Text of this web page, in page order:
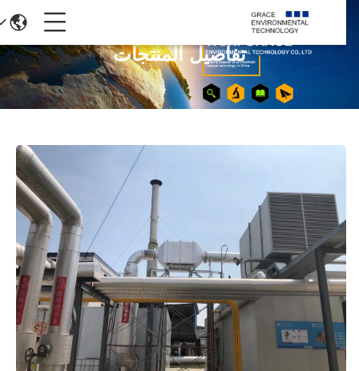
تفاصيل المنتجات